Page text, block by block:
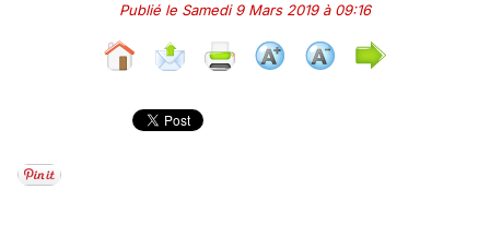
Publié le Samedi 9 Mars 2019 à 09:16